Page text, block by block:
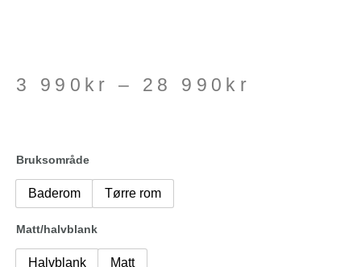
3 990 kr – 28 990 kr
Bruksområde
Baderom Tørre rom
Matt/halvblank
Halvblank Matt